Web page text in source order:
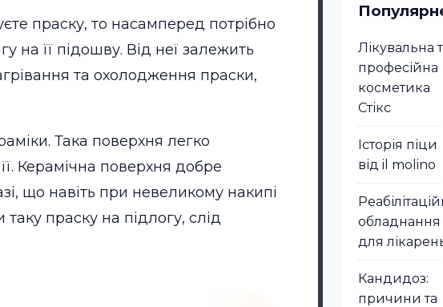
праску, то насамперед потрібно
на її підошву. Від неї залежить
та охолодження праски,
Така поверхня легко
Керамічна поверхня добре
що навіть при невеликому накипі
праску на підлогу, слід
Лікувальна
професійна
косметика
Стікc
Історія піци
від il molino
обладнання
для
Кандидоз:
причини та